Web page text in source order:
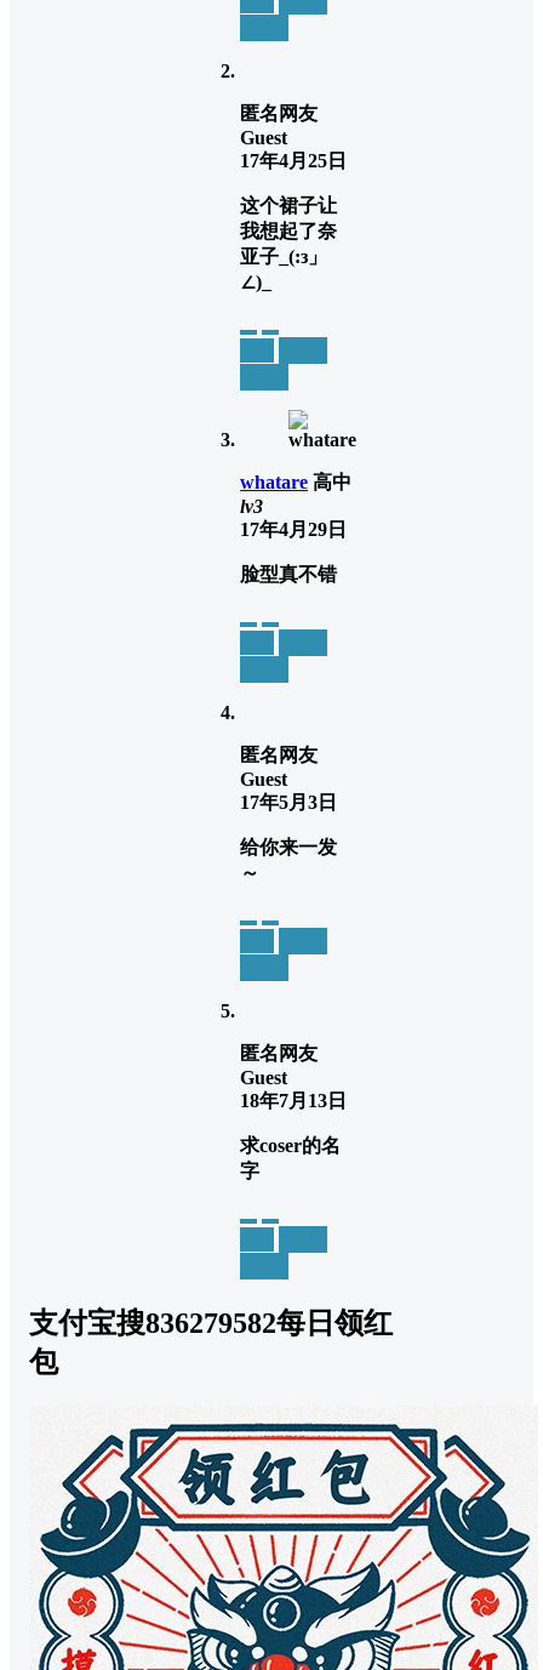
匿名网友
Guest
17年4月25日
这个裙子让
我想起了奈
亚子_(:з」
∠)_
whatare 高中
lv3
17年4月29日
脸型真不错
匿名网友
Guest
17年5月3日
给你来一发
～
匿名网友
Guest
18年7月13日
求coser的名
字
支付宝搜836279582每日领红
包